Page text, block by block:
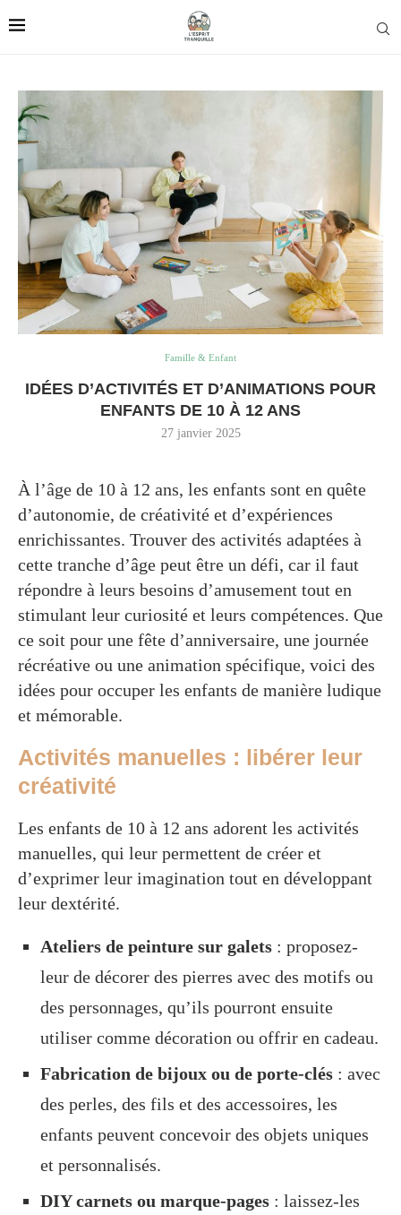
Famille & Enfant
IDÉES D’ACTIVITÉS ET D’ANIMATIONS POUR
ENFANTS DE 10 À 12 ANS
27 janvier 2025
À l’âge de 10 à 12 ans, les enfants sont en quête
d’autonomie, de créativité et d’expériences
enrichissantes. Trouver des activités adaptées à
cette tranche d’âge peut être un défi, car il faut
répondre à leurs besoins d’amusement tout en
stimulant leur curiosité et leurs compétences. Que
ce soit pour une fête d’anniversaire, une journée
récréative ou une animation spécifique, voici des
idées pour occuper les enfants de manière ludique
et mémorable.
Activités manuelles : libérer leur
créativité
Les enfants de 10 à 12 ans adorent les activités
manuelles, qui leur permettent de créer et
d’exprimer leur imagination tout en développant
leur dextérité.
Ateliers de peinture sur galets : proposez-
leur de décorer des pierres avec des motifs ou
des personnages, qu’ils pourront ensuite
utiliser comme décoration ou offrir en cadeau.
Fabrication de bijoux ou de porte-clés : avec
des perles, des fils et des accessoires, les
enfants peuvent concevoir des objets uniques
et personnalisés.
DIY carnets ou marque-pages : laissez-les